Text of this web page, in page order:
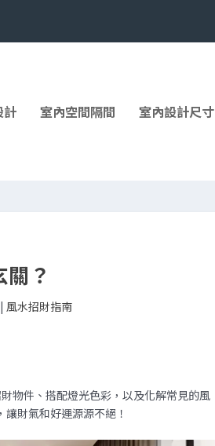
計 室內空間隔間 室內設計尺寸
？
| 風水招財指南
物件、搭配燈光色彩，以及化解常見的風
財氣和好運源源不絕！